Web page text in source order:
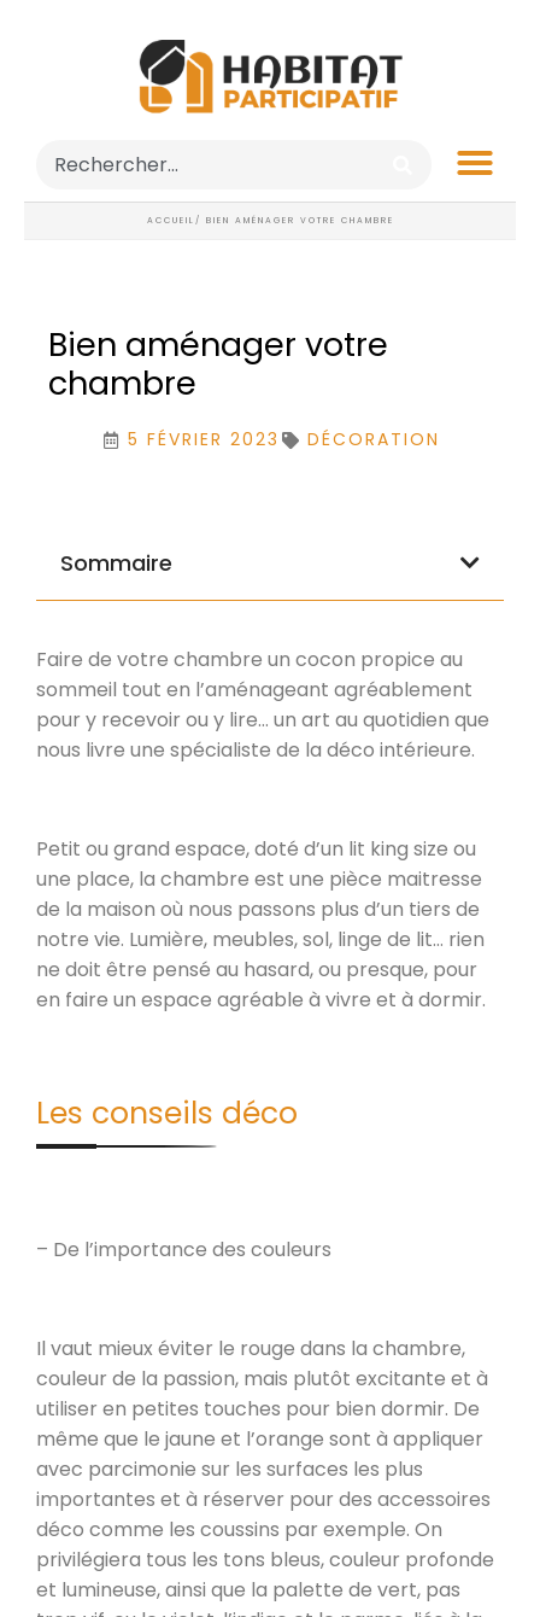
ACCUEIL / BIEN AMÉNAGER VOTRE CHAMBRE
Bien aménager votre
chambre
5 FÉVRIER 2023 DÉCORATION
Sommaire
Faire de votre chambre un cocon propice au
sommeil tout en l’aménageant agréablement
pour y recevoir ou y lire… un art au quotidien que
nous livre une spécialiste de la déco intérieure.
Petit ou grand espace, doté d’un lit king size ou
une place, la chambre est une pièce maitresse
de la maison où nous passons plus d’un tiers de
notre vie. Lumière, meubles, sol, linge de lit… rien
ne doit être pensé au hasard, ou presque, pour
en faire un espace agréable à vivre et à dormir.
Les conseils déco
– De l’importance des couleurs
Il vaut mieux éviter le rouge dans la chambre,
couleur de la passion, mais plutôt excitante et à
utiliser en petites touches pour bien dormir. De
même que le jaune et l’orange sont à appliquer
avec parcimonie sur les surfaces les plus
importantes et à réserver pour des accessoires
déco comme les coussins par exemple. On
privilégiera tous les tons bleus, couleur profonde
et lumineuse, ainsi que la palette de vert, pas